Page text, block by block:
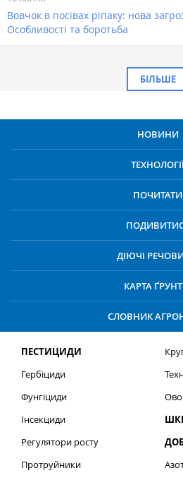
Вовчок в посівах ріпаку: нова
Особливості та боротьба
БІЛЬШЕ
НОВИНИ
ПОЧИТАТИ
ДІЮЧІ
КАРТА
СЛОВНИК
ПЕСТИЦИДИ
Гербіциди
Фунгіциди
Інсекциди
Регулятори росту
Протруйники